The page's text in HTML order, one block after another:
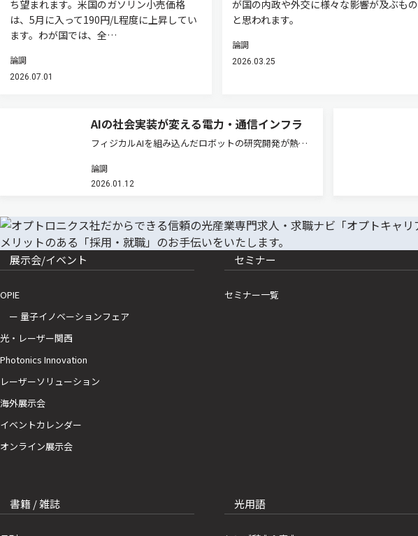
ち望まれます。米国のガソリン小売価格
は、5月に入って190円/L程度に上昇してい
ます。わが国では、全…
論調
2026.07.01
が国の内政や外交に様々な影響が及ぶもの
と思われます。
論調
2026.03.25
AIの社会実装が変える電力・通信インフラ
フィジカルAIを組み込んだロボットの研究開発が熱を
「2025国際ロボット展（iREX2025）」が開催されまし
た（https://robotstart.info/artic…
論調
2026.01.12
展示会/イベント
OPIE
ー 量子イノベーションフェア
光・レーザー関西
Photonics Innovation
レーザーソリューション
海外展示会
イベントカレンダー
オンライン展示会
セミナー
セミナー一覧
書籍 / 雑誌 光用語